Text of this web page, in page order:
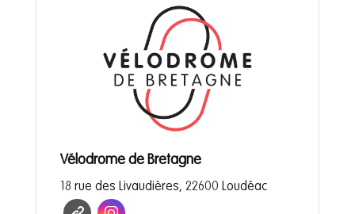
Vélodrome de Bretagne
18 rue des Livaudières, 22600 Loudéac